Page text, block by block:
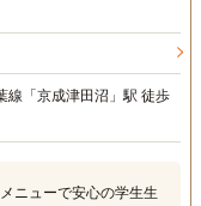
線「京成津田沼」駅 徒歩
ニューで安心の学生生